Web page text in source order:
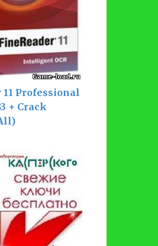
11 Professional
+ Crack